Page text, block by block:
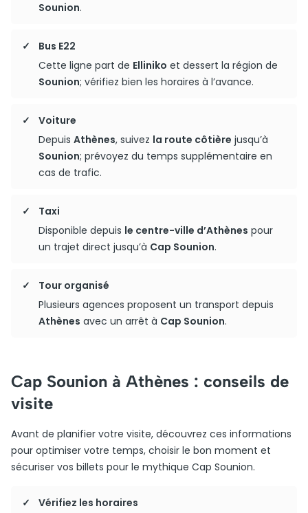
Sounion.
Bus E22
Cette ligne part de Elliniko et dessert la région de
Sounion; vérifiez bien les horaires à l’avance.
Voiture
Depuis Athènes, suivez la route côtière jusqu’à
Sounion; prévoyez du temps supplémentaire en
cas de trafic.
Taxi
Disponible depuis le centre-ville d’Athènes pour
un trajet direct jusqu’à Cap Sounion.
Tour organisé
Plusieurs agences proposent un transport depuis
Athènes avec un arrêt à Cap Sounion.
Cap Sounion à Athènes : conseils de
visite
Avant de planifier votre visite, découvrez ces informations
pour optimiser votre temps, choisir le bon moment et
sécuriser vos billets pour le mythique Cap Sounion.
Vérifiez les horaires